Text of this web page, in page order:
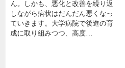
ん。しかも、悪化と改善を繰り返
しながら病状はだんだん悪くなっ
ていきます。大学病院で後進の育
成に取り組みつつ、高度…